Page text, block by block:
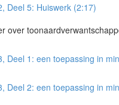
Deel 5: Huiswerk (2:17)
over
Deel 1: een toepassing in
Deel 2: een toepassing in